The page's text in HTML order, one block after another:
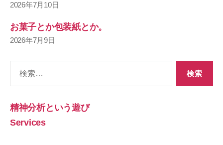
2026年7月10日
お菓子とか包装紙とか。
2026年7月9日
象:
精神分析という遊び
Services